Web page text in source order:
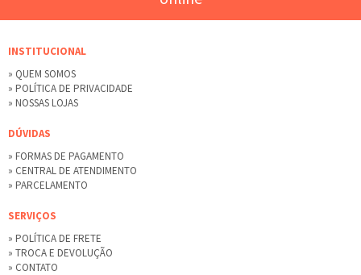
INSTITUCIONAL
» QUEM SOMOS
» POLÍTICA DE PRIVACIDADE
» NOSSAS LOJAS
DÚVIDAS
» FORMAS DE PAGAMENTO
» CENTRAL DE ATENDIMENTO
» PARCELAMENTO
SERVIÇOS
» POLÍTICA DE FRETE
» TROCA E DEVOLUÇÃO
» CONTATO